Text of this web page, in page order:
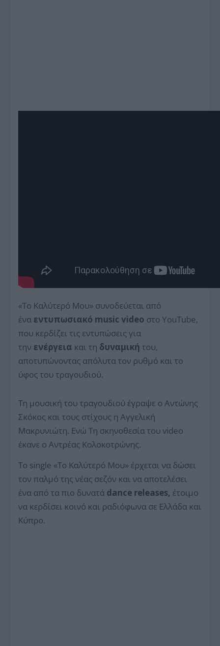
«Το Καλύτερό Μου» συνοδεύεται από
ένα εντυπωσιακό music video στο YouTube,
που κερδίζει τις εντυπώσεις για
την ενέργεια και τη δυναμικήτου,
αποτυπώνοντας απόλυτα τον ρυθμό και το
ύφος του τραγουδιού.
Τη μουσική του τραγουδιού έγραψε ο Αντώνης
Σκόκος και τους στίχους η Αγγελική
Μακρυνιώτη. Ενώ Τη σκηνοθεσία του video
έκανε ο Αντρέας Κολοκοτρώνης.
Το single «Το Καλύτερό Μου» έρχεται να δώσει
τον παλμό της νέας σεζόν και να αποτελέσει
ένα από τα πιο δυνατά dance releases, έτοιμο
να κερδίσει κοινό και ραδιόφωνα σε Ελλάδα και
Κύπρο.